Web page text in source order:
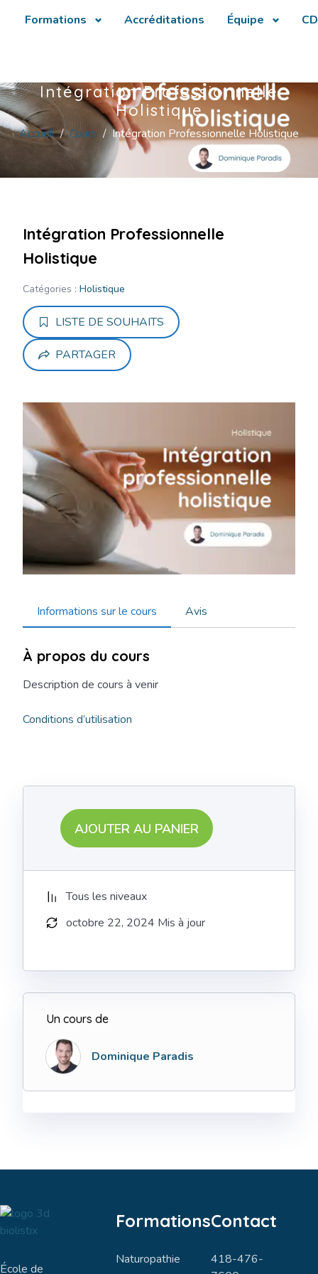
Formations Accréditations Équipe
Intégration Professionnelle
Holistique
Accueil Cours Intégration Professionnelle Holistique
Intégration Professionnelle
Holistique
Catégories : Holistique
LISTE DE SOUHAITS
PARTAGER
Informations sur le cours Avis
À propos du cours
Description de cours à venir
Conditions d’utilisation
AJOUTER AU PANIER
Tous les niveaux
octobre 22, 2024 Mis à jour
Un cours de
Dominique Paradis
École de
Formations
Naturopathie
Contact
418-476-